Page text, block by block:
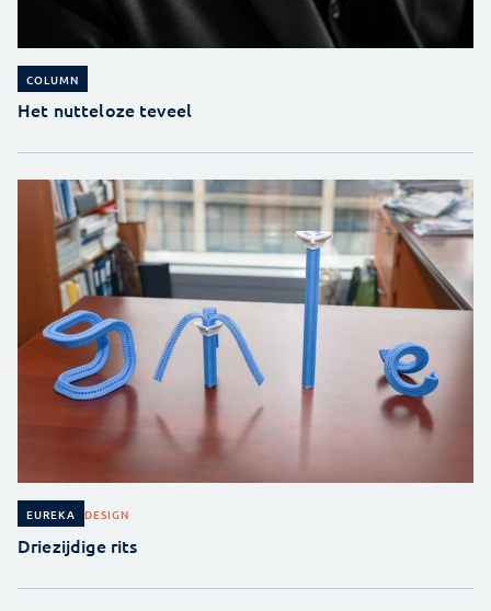
COLUMN
Het nutteloze teveel
EUREKA DESIGN
Driezijdige rits